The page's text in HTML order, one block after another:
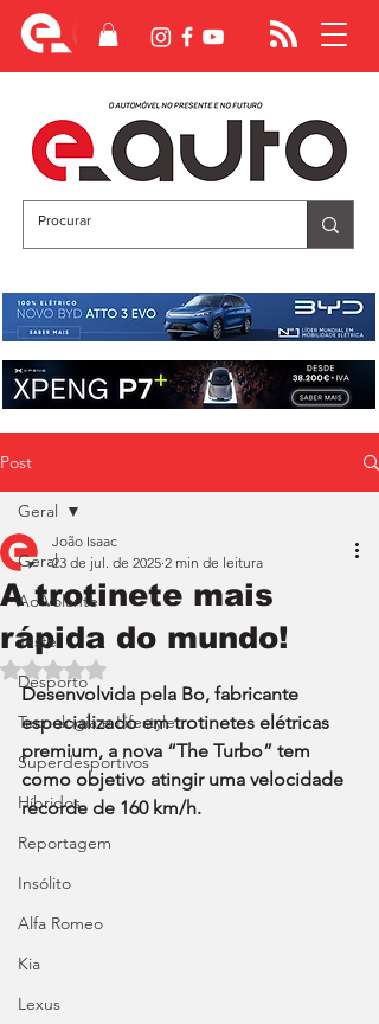
Post
Geral
Ao Volante
Teste
Desporto
Tecnologia e Lifestyle
Superdesportivos
Híbridos
Reportagem
Insólito
Alfa Romeo
Kia
Lexus
Geral
A trotinete mais
rápida do mundo!
João Isaac
23 de jul. de 2025 2 min de leitura
Avaliado com NaN de 5 estrelas.
Desenvolvida pela Bo, fabricante
especializado em trotinetes elétricas
premium, a nova “The Turbo” tem
como objetivo atingir uma velocidade
recorde de 160 km/h.